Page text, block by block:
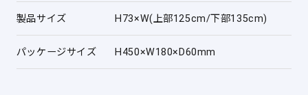
製品サイズ H73×W(上部125cm/下部135cm)
パッケージサイズ H450×W180×D60mm